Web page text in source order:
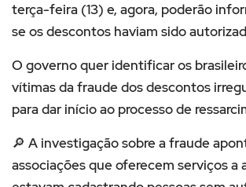
terça-feira (13) e, agora, poderão
se os descontos haviam sido
O governo quer identificar os
vítimas da fraude dos descontos
para dar início ao processo de
🔎 A investigação sobre a fraude
associações que oferecem serviços a